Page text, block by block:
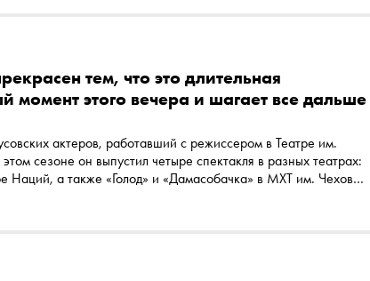
тем, что это длительная
момент этого вечера и шагает все дальше
актеров, работавший с режиссером в Театре им.
сезоне он выпустил четыре спектакля в разных театрах:
Наций, а также «Голод» и «Дамасобачка» в МХТ им. Чехова.